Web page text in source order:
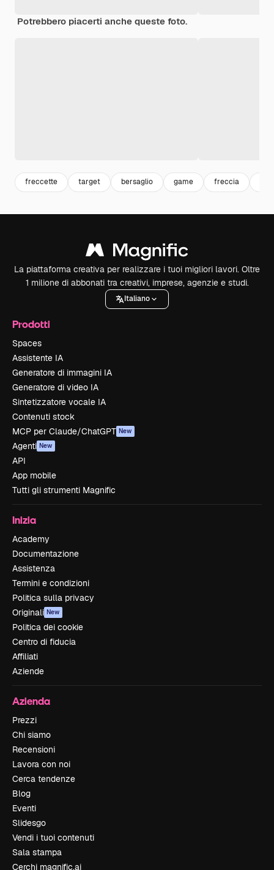
Potrebbero piacerti anche queste foto.
freccette target bersaglio game freccia
La piattaforma creativa per realizzare i tuoi migliori lavori. Oltre
1 milione di abbonati tra creativi, imprese, agenzie e studi.
Italiano
Prodotti
Spaces
Assistente IA
Generatore di immagini IA
Generatore di video IA
Sintetizzatore vocale IA
Contenuti stock
MCP per Claude/ChatGPT New
Agenti New
API
App mobile
Tutti gli strumenti Magnific
Inizia
Academy
Documentazione
Assistenza
Termini e condizioni
Politica sulla privacy
Originali New
Politica dei cookie
Centro di fiducia
Affiliati
Aziende
Azienda
Prezzi
Chi siamo
Recensioni
Lavora con noi
Cerca tendenze
Blog
Eventi
Slidesgo
Vendi i tuoi contenuti
Sala stampa
Cerchi magnific.ai